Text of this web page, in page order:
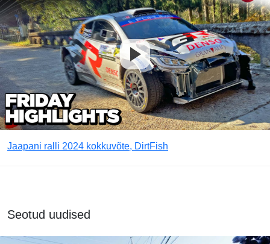
Jaapani ralli 2024 kokkuvõte, DirtFish
Seotud uudised